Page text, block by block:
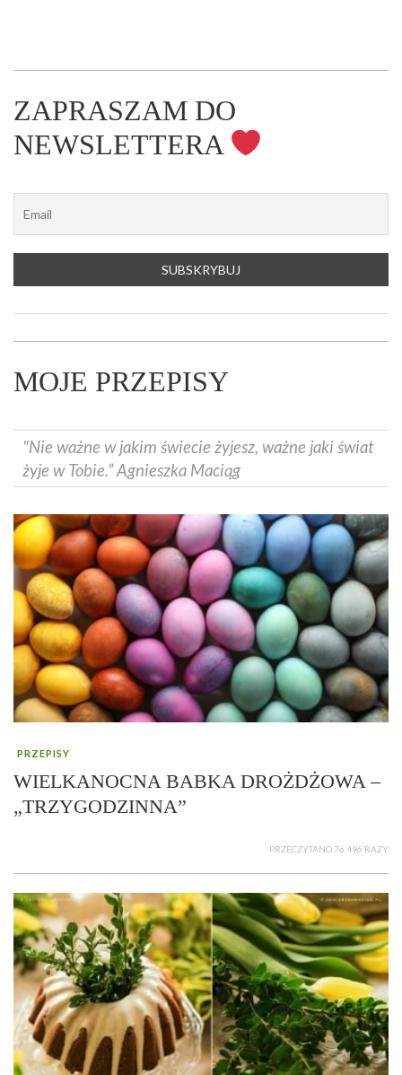
ZAPRASZAM DO
NEWSLETTERA
MOJE PRZEPISY
"Nie ważne w jakim świecie żyjesz, ważne jaki świat
żyje w Tobie.” Agnieszka Maciąg
PRZEPISY
WIELKANOCNA BABKA DROŻDŻOWA –
„TRZYGODZINNA”
PRZECZYTANO 76 496 RAZY